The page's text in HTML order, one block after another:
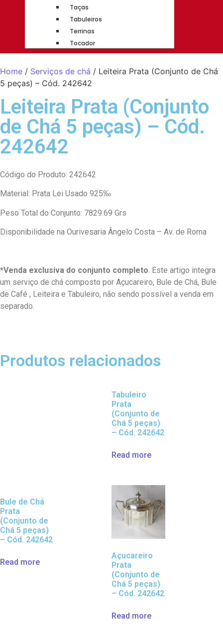
Taças
Tabuleiros
Terrinas
Tocador
Home / Serviços de chá / Leiteira Prata (Conjunto de Chá
5 peças) – Cód. 242642
Leiteira Prata (Conjunto
de Chá 5 peças) – Cód.
242642
Código do Produto: 242642
Material: Prata Lei Usado 925‰
Peso Total do Conjunto: 7829.69 Grs
Disponibilidade na Ourivesaria Ângelo Costa – Av. de Roma
*Venda exclusiva do conjunto completo. Este artigo integra
um serviço de chá composto por Açucareiro, Bule de Chá, Bule
de Café , Leiteira e Tabuleiro, não sendo possível a venda em
separado.
Produtos relacionados
Tabuleiro
Prata
(Conjunto de
Chá 5 peças)
– Cód. 242642
Read more
Bule de Chá
Prata
(Conjunto de
Chá 5 peças)
– Cód. 242642
Read more
Açucareiro
Prata
(Conjunto de
Chá 5 peças)
– Cód. 242642
Read more